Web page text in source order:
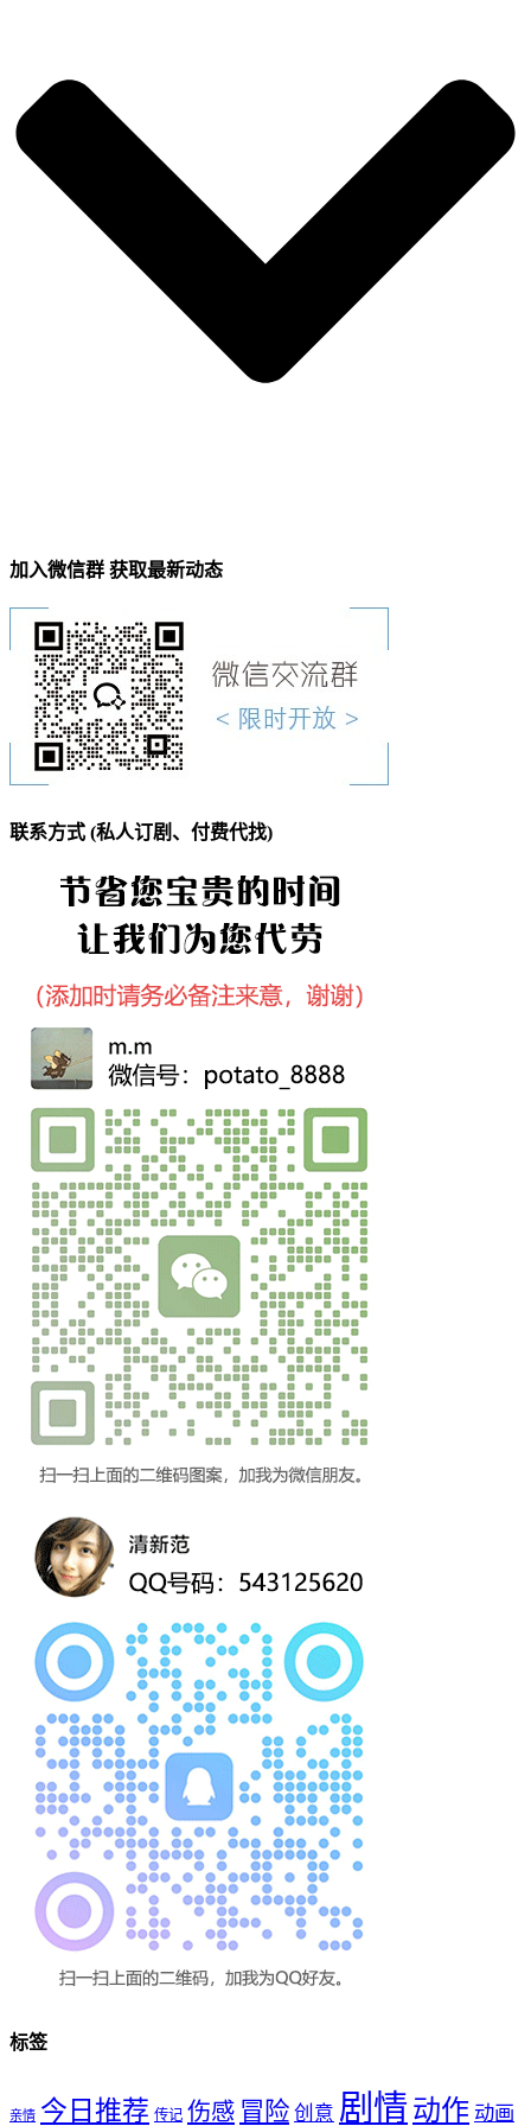
加入微信群 获取最新动态
联系方式 (私人订剧、付费代找)
标签
亲情 今日推荐 传记 伤感 冒险 创意 剧情 动作 动画